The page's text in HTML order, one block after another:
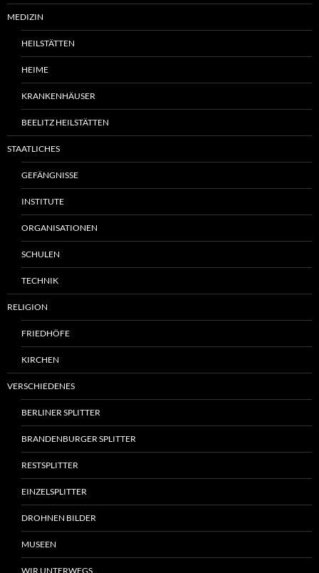
MEDIZIN
HEILSTÄTTEN
HEIME
KRANKENHÄUSER
BEELITZ HEILSTÄTTEN
STAATLICHES
GEFÄNGNISSE
INSTITUTE
ORGANISATIONEN
SCHULEN
TECHNIK
RELIGION
FRIEDHÖFE
KIRCHEN
VERSCHIEDENES
BERLINER SPLITTER
BRANDENBURGER SPLITTER
RESTSPLITTER
EINZELSPLITTER
DROHNEN BILDER
MUSEEN
WIR UNTERWEGS